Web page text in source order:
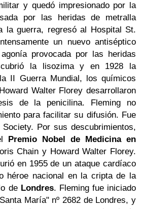
y quedó impresionado por la
por las heridas de metralla
la guerra, regresó al Hospital St.
un nuevo antiséptico
provocada por las heridas
la lisozima y en 1928 la
II Guerra Mundial, los químicos
Walter Florey desarrollaron
de la penicilina. Fleming no
para facilitar su difusión. Fue
Por sus descubrimientos,
Premio Nobel de Medicina en
Chain y Howard Walter Florey.
en 1955 de un ataque cardíaco
héroe nacional en la cripta de la
de Londres. Fleming fue iniciado
María" nº 2682 de Londres, y